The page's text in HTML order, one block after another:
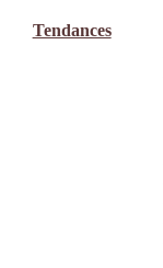
Tendances